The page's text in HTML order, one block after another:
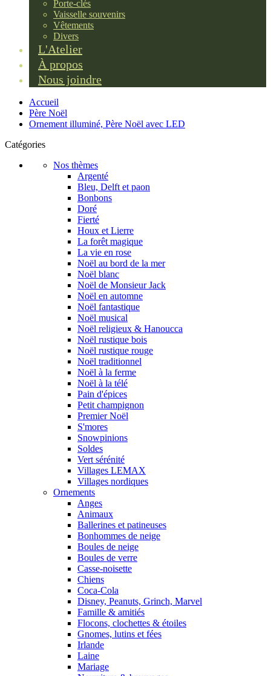
Porte-clés
Vaisselle souvenirs
Vêtements
Divers
L'Atelier
À propos
Nous joindre
Accueil
Père Noël
Ornement illuminé, Père Noël avec LED
Catégories
Nos thèmes
Argenté
Bleu, Delft et paon
Bonbons
Doré
Fierté
Houx et Lierre
La forêt magique
La vie en rose
Noël au bord de la mer
Noël blanc
Noël de Monsieur Jack
Noël en automne
Noël fantastique
Noël musical
Noël religieux & Hanoucca
Noël rustique bois
Noël rustique rouge
Noël traditionnel
Noël à la ferme
Noël à la télé
Pain d'épices
Petit champignon
Premier Noël
S'mores
Snowpinions
Soldes
Vert sérénité
Villages LEMAX
Villages nordiques
Ornements
Anges
Animaux
Ballerines et patineuses
Bonhommes de neige
Boules de neige
Boules de verre
Casse-noisette
Chiens
Coca-Cola
Disney, Peanuts, Grinch, Marvel
Famille & amitiés
Flocons, clochettes & étoiles
Gnomes, lutins et fées
Irlande
Laine
Mariage